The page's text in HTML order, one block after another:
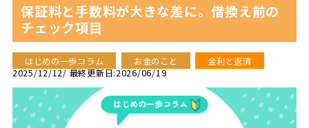
保証料と手数料が大きな差に。借換え前の
チェック項目
はじめの一歩コラム お金のこと
金利と返済
2025/12/12/ 最終更新日:2026/06/19